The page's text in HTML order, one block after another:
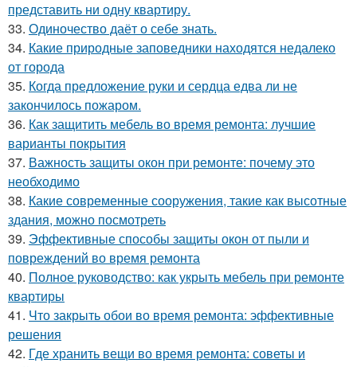
представить ни одну квартиру.
33. Одиночество даёт о себе знать.
34. Какие природные заповедники находятся недалеко
от города
35. Когда предложение руки и сердца едва ли не
закончилось пожаром.
36. Как защитить мебель во время ремонта: лучшие
варианты покрытия
37. Важность защиты окон при ремонте: почему это
необходимо
38. Какие современные сооружения, такие как высотные
здания, можно посмотреть
39. Эффективные способы защиты окон от пыли и
повреждений во время ремонта
40. Полное руководство: как укрыть мебель при ремонте
квартиры
41. Что закрыть обои во время ремонта: эффективные
решения
42. Где хранить вещи во время ремонта: советы и